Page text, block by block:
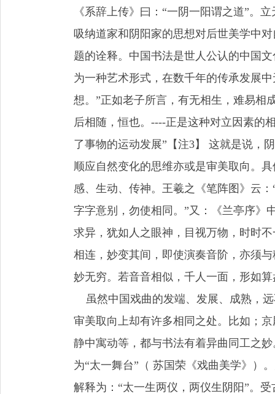
《系辞上传》曰：“一阴一阳谓之道”。
吸纳道家和阴阳家的思想对后世美学中
题的诠释。中国书法是世人公认的中国
为一种艺术形式，在数千年的传承发展
想。”正如老子所言，有无相生，难易相
后相随，恒也。----正是这种对立因素的
了事物的运动发展”【注3】 这就是说，
顺应自然变化的思维亦或是审美取向。
感、生动、传神。王羲之《笔阵图》云
字字意别，勿使相同。”又：《兰亭序》
求异，犹如人之眼神，目视万物，时时
相连，妙变其间，即使演奏音阶，亦须
妙无穷。若音音相似，千人一面，形如
虽然中国戏曲的发端、发展、成熟，
审美取向上却有许多相同之处。比如；
静中寓动等，都与书法有着异曲同工之
为“太一舞台”（ 苏国荣《戏曲美学》）
解释为：“太一生两仪，两仪生阴阳”。